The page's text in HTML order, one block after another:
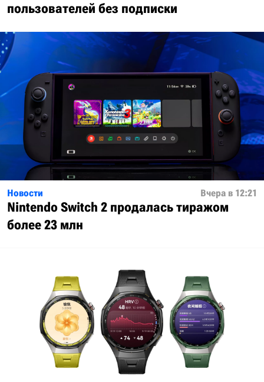
пользователей без подписки
Новости Вчера в 12:21
Nintendo Switch 2 продалась тиражом
более 23 млн